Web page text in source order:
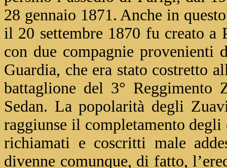
28 gennaio 1871. Anche in
il 20 settembre 1870 fu creato
con due compagnie provenienti
Guardia, che era stato costretto
battaglione del 3°
Sedan. La popolarità degli
raggiunse il completamento
richiamati e coscritti male
divenne comunque, di fatto,